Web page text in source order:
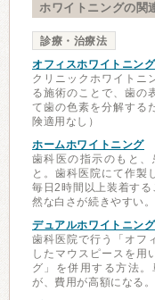
ホワイトニングの関
診療・治療法
オフィスホワイトニング
クリニックホワイトニ
る施術のことで、歯の
て歯の色素を分解する
険適用なし）
ホームホワイトニング
歯科医の指示のもと、
と。歯科医院にて作製
毎日2時間以上装着す
然な白さが続きやすい
デュアルホワイトニング
歯科医院で行う「オフ
したマウスピースを用
グ」を併用する方法
が、費用が高額になる